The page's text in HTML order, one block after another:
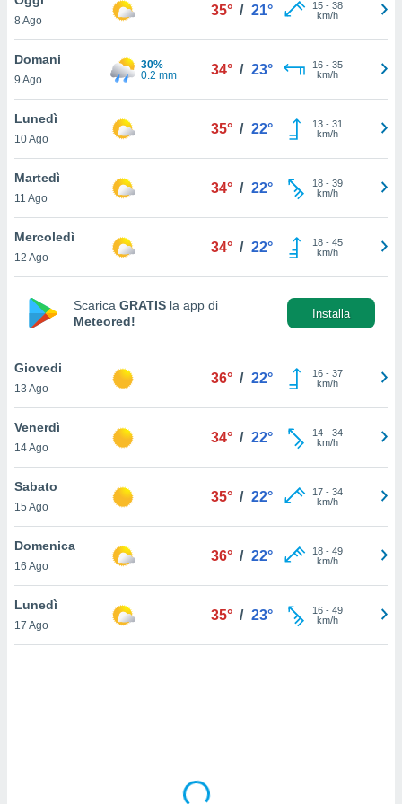
è
al sito
di
ci
di
il
un
la
nella
cookie
il tuo
in
a piè
del
8 Ago
35° / 21° 15- 38
km/h
Domani
9 Ago
30%
0.2 mm
34° / 23° 16- 35
km/h
Lunedì
10 Ago
35° / 22° 13- 31
km/h
Martedì
11 Ago
34° / 22° 18- 39
km/h
Mercoledì
12 Ago
34° / 22° 18- 45
km/h
Scarica GRATIS la app di
Meteored!
Installa
Giovedi
13 Ago
36° / 22° 16- 37
km/h
Venerdì
14 Ago
34° / 22° 14- 34
km/h
Sabato
15 Ago
35° / 22° 17- 34
km/h
Domenica
16 Ago
36° / 22° 18- 49
km/h
Lunedì
17 Ago
35° / 23° 16- 49
km/h